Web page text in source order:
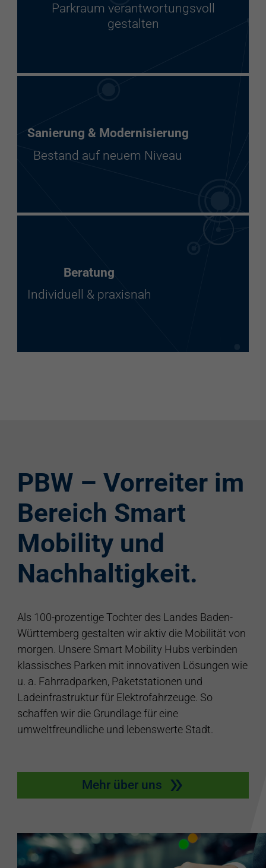
Parkraum verantwortungsvoll
gestalten
Sanierung & Modernisierung
Bestand auf neuem Niveau
Beratung
Individuell & praxisnah
PBW – Vorreiter im
Bereich Smart
Mobility und
Nachhaltigkeit.
Als 100-prozentige Tochter des Landes Baden-
Württemberg gestalten wir aktiv die Mobilität von
morgen. Unsere Smart Mobility Hubs verbinden
klassisches Parken mit innovativen Lösungen wie
u. a. Fahrradparken, Paketstationen und
Ladeinfrastruktur für Elektrofahrzeuge. So
schaffen wir die Grundlage für eine
umweltfreundliche und lebenswerte Stadt.
Mehr über uns